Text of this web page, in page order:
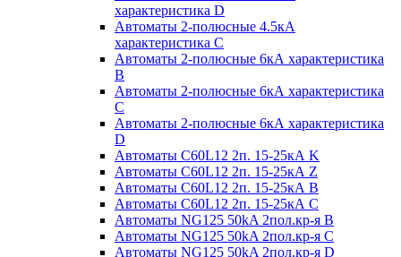
характеристика D
Автоматы 2-полюсные 4.5кА
характеристика С
Автоматы 2-полюсные 6кА характеристика
B
Автоматы 2-полюсные 6кА характеристика
C
Автоматы 2-полюсные 6кА характеристика
D
Автоматы C60L12 2п. 15-25кА K
Автоматы C60L12 2п. 15-25кА Z
Автоматы C60L12 2п. 15-25кА B
Автоматы C60L12 2п. 15-25кА C
Автоматы NG125 50kA 2пол.кр-я B
Автоматы NG125 50kA 2пол.кр-я C
Автоматы NG125 50kA 2пол.кр-я D